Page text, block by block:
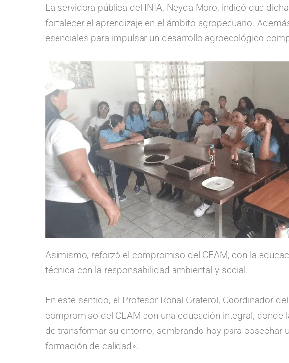
La servidora pública del INIA, Neyda Moro, indicó que
fortalecer el aprendizaje en el ámbito agropecuario.
esenciales para impulsar un desarrollo agroecológico
Asimismo, reforzó el compromiso del CEAM, con la
técnica con la responsabilidad ambiental y social.
En este sentido, el Profesor Ronal Graterol, Coordinador
compromiso del CEAM con una educación integral,
de transformar su entorno, sembrando hoy para cosechar
formación de calidad».